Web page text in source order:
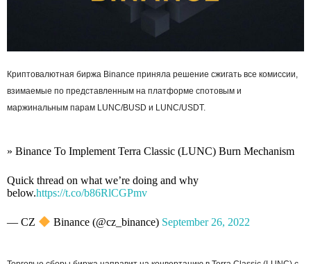
Криптовалютная биржа Binance приняла решение сжигать все комиссии,
взимаемые по представленным на платформе спотовым и
маржинальным парам LUNC/BUSD и LUNC/USDT.
» Binance To Implement Terra Classic (LUNC) Burn Mechanism
Quick thread on what we’re doing and why
below.https://t.co/b86RlCGPmv
— CZ Binance (@cz_binance) September 26, 2022